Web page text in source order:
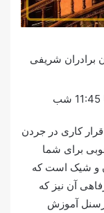
برادران شریفی
کاری در جردن
برای شما
و شیک است که
آن نیز که
آموزش